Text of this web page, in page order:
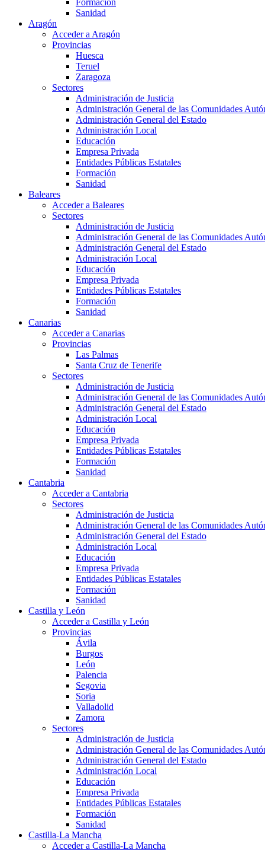
Formación
Sanidad
Aragón
Acceder a Aragón
Provincias
Huesca
Teruel
Zaragoza
Sectores
Administración de Justicia
Administración General de las Comunidades
Administración General del Estado
Administración Local
Educación
Empresa Privada
Entidades Públicas Estatales
Formación
Sanidad
Baleares
Acceder a Baleares
Sectores
Administración de Justicia
Administración General de las Comunidades
Administración General del Estado
Administración Local
Educación
Empresa Privada
Entidades Públicas Estatales
Formación
Sanidad
Canarias
Acceder a Canarias
Provincias
Las Palmas
Santa Cruz de Tenerife
Sectores
Administración de Justicia
Administración General de las Comunidades
Administración General del Estado
Administración Local
Educación
Empresa Privada
Entidades Públicas Estatales
Formación
Sanidad
Cantabria
Acceder a Cantabria
Sectores
Administración de Justicia
Administración General de las Comunidades
Administración General del Estado
Administración Local
Educación
Empresa Privada
Entidades Públicas Estatales
Formación
Sanidad
Castilla y León
Acceder a Castilla y León
Provincias
Ávila
Burgos
León
Palencia
Segovia
Soria
Valladolid
Zamora
Sectores
Administración de Justicia
Administración General de las Comunidades
Administración General del Estado
Administración Local
Educación
Empresa Privada
Entidades Públicas Estatales
Formación
Sanidad
Castilla-La Mancha
Acceder a Castilla-La Mancha